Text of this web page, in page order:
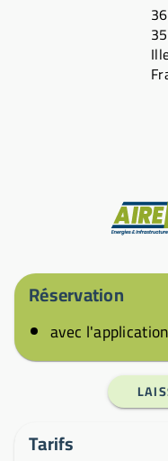
Réservation
avec l'application
Tarifs